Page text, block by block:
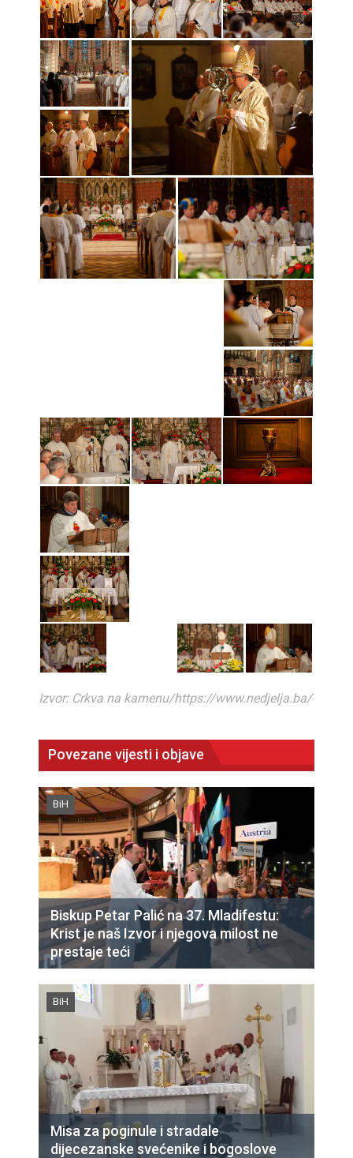
Izvor: Crkva na kamenu/https://www.nedjelja.ba/
Povezane vijesti i objave
BiH
Biskup Petar Palić na 37. Mladifestu:
Krist je naš Izvor i njegova milost ne
prestaje teći
BiH
Misa za poginule i stradale
dijecezanske svećenike i bogoslove